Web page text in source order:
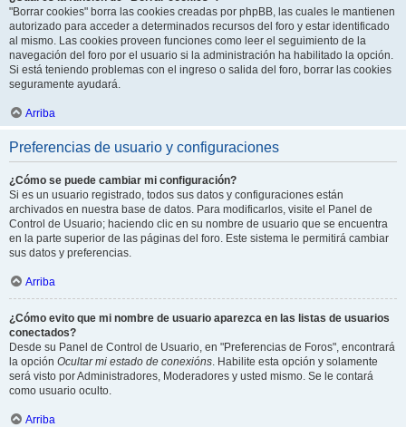
"Borrar cookies" borra las cookies creadas por phpBB, las cuales le mantienen
autorizado para acceder a determinados recursos del foro y estar identificado
al mismo. Las cookies proveen funciones como leer el seguimiento de la
navegación del foro por el usuario si la administración ha habilitado la opción.
Si está teniendo problemas con el ingreso o salida del foro, borrar las cookies
seguramente ayudará.
Arriba
Preferencias de usuario y configuraciones
¿Cómo se puede cambiar mi configuración?
Si es un usuario registrado, todos sus datos y configuraciones están
archivados en nuestra base de datos. Para modificarlos, visite el Panel de
Control de Usuario; haciendo clic en su nombre de usuario que se encuentra
en la parte superior de las páginas del foro. Este sistema le permitirá cambiar
sus datos y preferencias.
Arriba
¿Cómo evito que mi nombre de usuario aparezca en las listas de usuarios
conectados?
Desde su Panel de Control de Usuario, en "Preferencias de Foros", encontrará
la opción Ocultar mi estado de conexións. Habilite esta opción y solamente
será visto por Administradores, Moderadores y usted mismo. Se le contará
como usuario oculto.
Arriba